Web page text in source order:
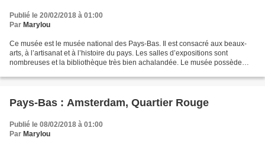
Publié le 20/02/2018 à 01:00
Par Marylou
Ce musée est le musée national des Pays-Bas. Il est consacré aux beaux-
arts, à l’artisanat et à l’histoire du pays. Les salles d’expositions sont
nombreuses et la bibliothèque très bien achalandée. Le musée possède
Pays-Bas : Amsterdam, Quartier Rouge
Publié le 08/02/2018 à 01:00
Par Marylou